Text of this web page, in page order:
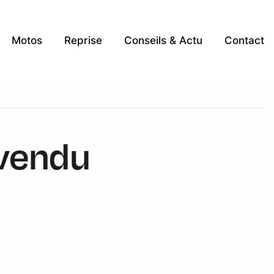
Motos Reprise Conseils & Actu Contact